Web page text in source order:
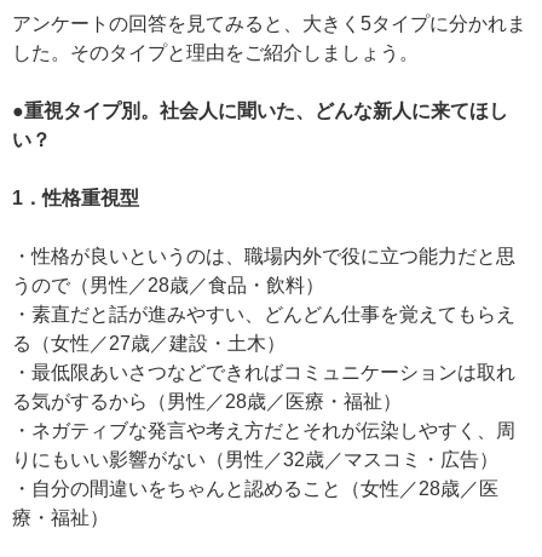
アンケートの回答を見てみると、大きく5タイプに分かれま
した。そのタイプと理由をご紹介しましょう。
●重視タイプ別。社会人に聞いた、どんな新人に来てほし
い？
1．性格重視型
・性格が良いというのは、職場内外で役に立つ能力だと思
うので（男性／28歳／食品・飲料）
・素直だと話が進みやすい、どんどん仕事を覚えてもらえ
る（女性／27歳／建設・土木）
・最低限あいさつなどできればコミュニケーションは取れ
る気がするから（男性／28歳／医療・福祉）
・ネガティブな発言や考え方だとそれが伝染しやすく、周
りにもいい影響がない（男性／32歳／マスコミ・広告）
・自分の間違いをちゃんと認めること（女性／28歳／医
療・福祉）